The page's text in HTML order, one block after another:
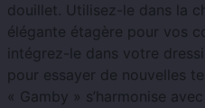
douillet. Utilisez-le dans la
élégante étagère pour vos
intégrez-le dans votre
pour essayer de nouvelles
« Gamby » s’harmonise